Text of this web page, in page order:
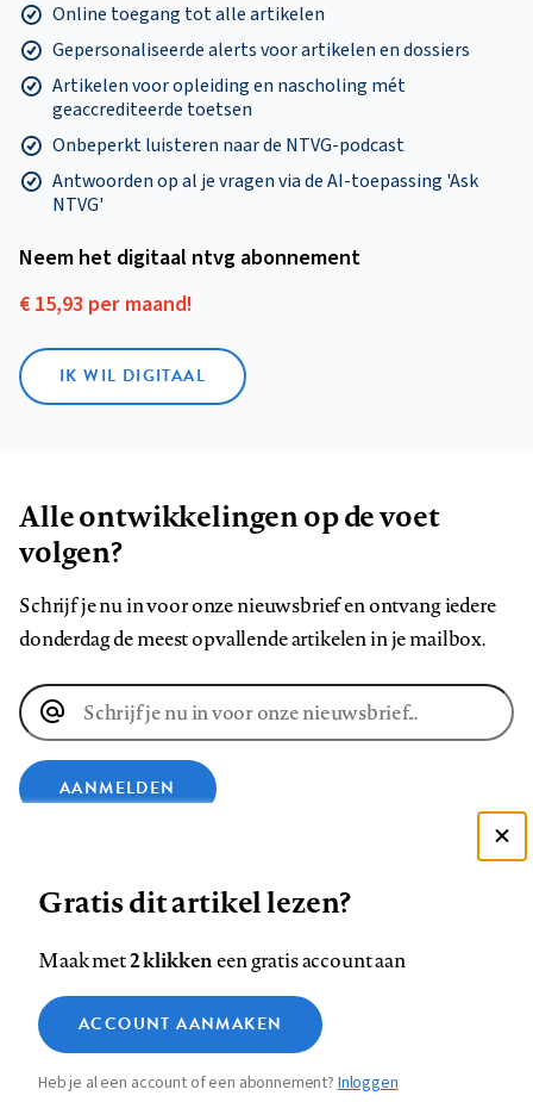
Online toegang tot alle artikelen
Gepersonaliseerde alerts voor artikelen en dossiers
Artikelen voor opleiding en nascholing mét
geaccrediteerde toetsen
Onbeperkt luisteren naar de NTVG-podcast
Antwoorden op al je vragen via de AI-toepassing 'Ask
NTVG'
Neem het digitaal ntvg abonnement
€ 15,93 per maand!
IK WIL DIGITAAL
Alle ontwikkelingen op de voet
volgen?
Schrijf je nu in voor onze nieuwsbrief en ontvang iedere
donderdag de meest opvallende artikelen in je mailbox.
E-
mailadres
AANMELDEN
op
Facebook
op
LinkedIn
op
Bluesky
ons
op
InstagramYouTube
Footer
Contact Colofon Disclaimer Privacy
Medische vragen verdienen
betrouwbare antwoorden
Zie onze cookie policy
Analytische cookies
Marketing cookies
Gratis dit artikel lezen?
Maak met2 klikkeneen gratis account aan
ACCOUNT AANMAKEN
Heb je al een account of een abonnement?Inloggen